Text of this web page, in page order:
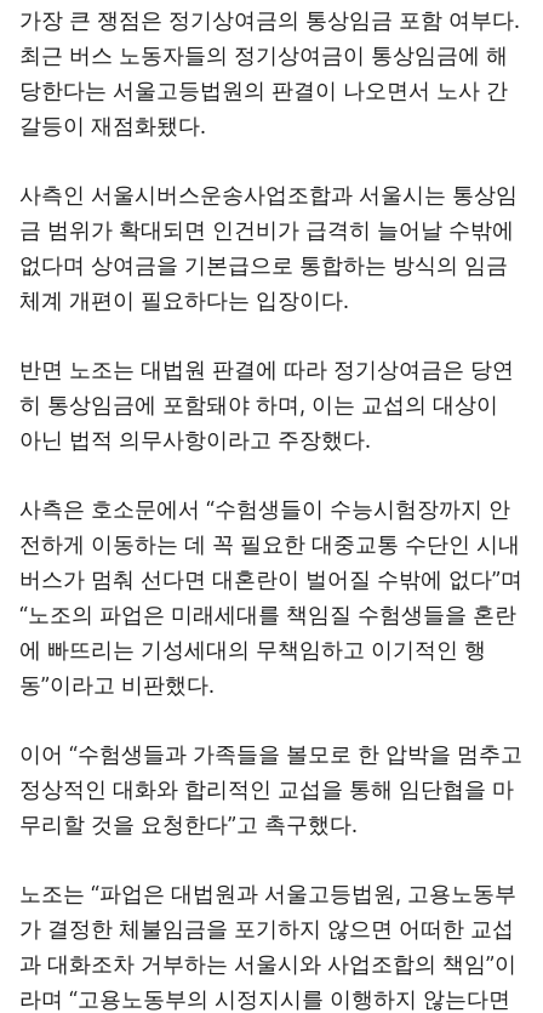
가장 큰 쟁점은 정기상여금의 통상임금 포함 여부다.
최근 버스 노동자들의 정기상여금이 통상임금에 해
당한다는 서울고등법원의 판결이 나오면서 노사 간
갈등이 재점화됐다.
사측인 서울시버스운송사업조합과 서울시는 통상임
금 범위가 확대되면 인건비가 급격히 늘어날 수밖에
없다며 상여금을 기본급으로 통합하는 방식의 임금
체계 개편이 필요하다는 입장이다.
반면 노조는 대법원 판결에 따라 정기상여금은 당연
히 통상임금에 포함돼야 하며, 이는 교섭의 대상이
아닌 법적 의무사항이라고 주장했다.
사측은 호소문에서 “수험생들이 수능시험장까지 안
전하게 이동하는 데 꼭 필요한 대중교통 수단인 시내
버스가 멈춰 선다면 대혼란이 벌어질 수밖에 없다”며
“노조의 파업은 미래세대를 책임질 수험생들을 혼란
에 빠뜨리는 기성세대의 무책임하고 이기적인 행
동”이라고 비판했다.
이어 “수험생들과 가족들을 볼모로 한 압박을 멈추고
정상적인 대화와 합리적인 교섭을 통해 임단협을 마
무리할 것을 요청한다”고 촉구했다.
노조는 “파업은 대법원과 서울고등법원, 고용노동부
가 결정한 체불임금을 포기하지 않으면 어떠한 교섭
과 대화조차 거부하는 서울시와 사업조합의 책임”이
라며 “고용노동부의 시정지시를 이행하지 않는다면